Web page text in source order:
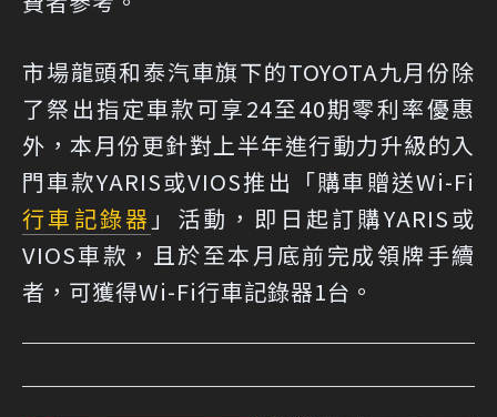
市場龍頭和泰汽車旗下的TOYOTA九月份除
了祭出指定車款可享24至40期零利率優惠
外，本月份更針對上半年進行動力升級的入
門車款YARIS或VIOS推出「購車贈送Wi-Fi
行車記錄器 」活動，即日起訂購YARIS或
VIOS車款，且於至本月底前完成領牌手續
者，可獲得Wi-Fi行車記錄器1台。